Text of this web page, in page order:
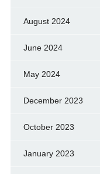
August 2024
June 2024
May 2024
December 2023
October 2023
January 2023